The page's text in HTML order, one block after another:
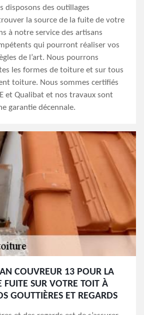
disposons des outillages
la source de la fuite de votre
à notre service des artisans
qui pourront réaliser vos
de l’art. Nous pourrons
les formes de toiture et sur tous
toiture. Nous sommes certifiés
et Qualibat et nos travaux sont
garantie décennale.
COUVREUR 13 POUR LA
FUITE SUR VOTRE TOIT À
GOUTTIÈRES ET REGARDS